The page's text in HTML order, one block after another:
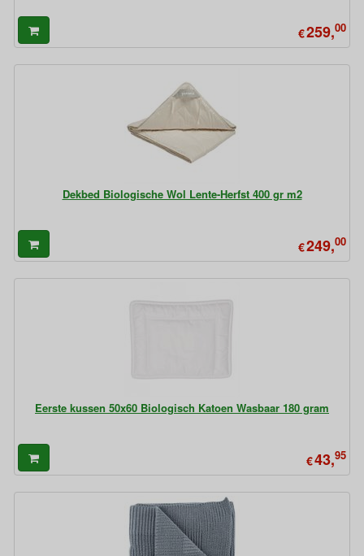
€259,00
Dekbed Biologische Wol Lente-Herfst 400 gr m2
€249,00
Eerste kussen 50x60 Biologisch Katoen Wasbaar 180 gram
€43,95